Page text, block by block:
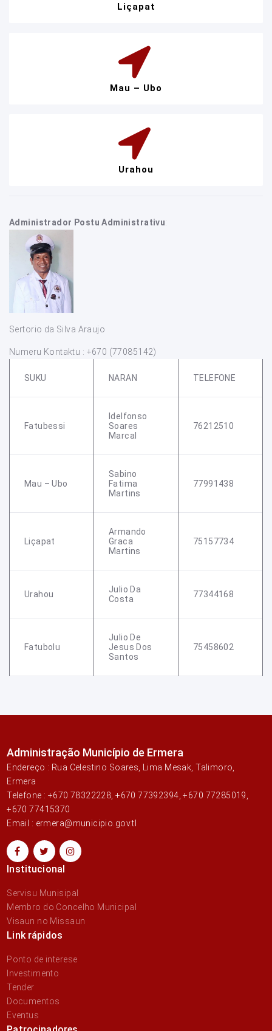
Liçapat
Mau – Ubo
Urahou
Administrador Postu Administrativu:
Sertorio da Silva Araujo
Numeru Kontaktu : +670 (77085142)
SUKU NARAN TELEFONE
Fatubessi
Idelfonso
Soares
Marcal
76212510
Mau – Ubo
Sabino
Fatima
Martins
77991438
Liçapat
Armando
Graca
Martins
75157734
Urahou
Julio Da
Costa
77344168
Fatubolu
Julio De
Jesus Dos
Santos
75458602
Administração Município de Ermera
Endereço : Rua Celestino Soares, Lima Mesak, Talimoro,
Ermera
Telefone : +670 78322228, +670 77392394, +670 77285019,
+670 77415370
Email : ermera@municipio.gov.tl
Institucional
Servisu Munisipal
Membro do Concelho Municipal
Visaun no Missaun
Link rápidos
Ponto de interese
Investimento
Tender
Documentos
Eventus